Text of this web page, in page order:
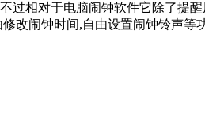
过相对于电脑闹钟软件它除了提
改闹钟时间,自由设置闹钟铃声